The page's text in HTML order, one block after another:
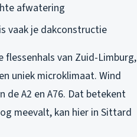
afwatering
vaak je dakconstructie
van Zuid-Limburg,
uniek microklimaat. Wind
A2 en A76. Dat betekent
meevalt, kan hier in Sittard